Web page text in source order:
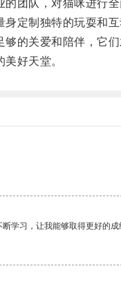
队，对猫咪进行全
制独特的玩耍和互
关爱和陪伴，它们
好天堂。
学习，让我能够取得更好的成